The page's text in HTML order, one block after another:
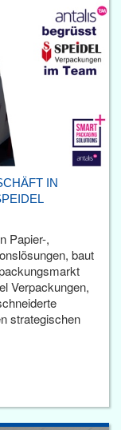
IN
Papier-,
baut
Verpackungen,
strategischen